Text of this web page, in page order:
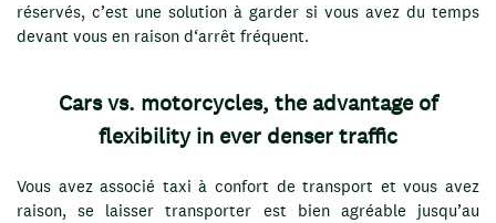
réservés, c’est une solution à garder si vous avez du temps
devant vous en raison d‘arrêt fréquent.
Cars vs. motorcycles, the advantage of
flexibility in ever denser traffic
Vous avez associé taxi à confort de transport et vous avez
raison, se laisser transporter est bien agréable jusqu’au